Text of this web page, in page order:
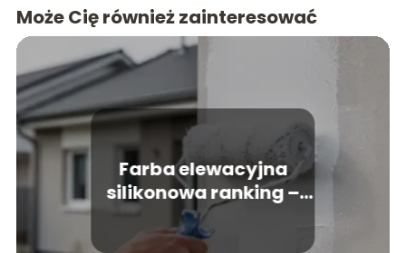
Może Cię również zainteresować
Farba elewacyjna
silikonowa ranking –
które produkty
wybrać?